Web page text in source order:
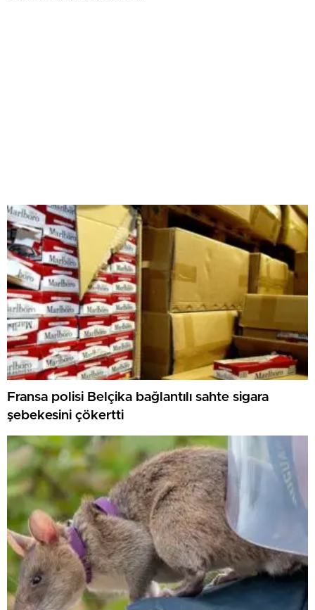
Fransa polisi Belçika bağlantılı sahte sigara
şebekesini çökertti